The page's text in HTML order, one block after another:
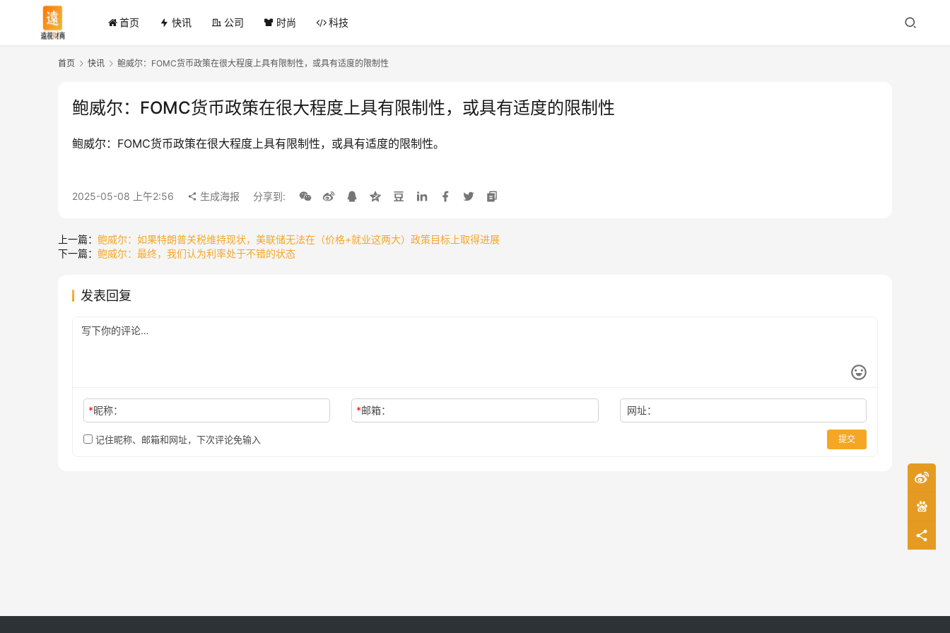
首页 快讯 公司 时尚 科技
首页 快讯 鲍威尔：FOMC货币政策在很大程度上具有限制性，或具有适度的限制性
鲍威尔：FOMC货币政策在很大程度上具有限制性，或具有适度的限制性
鲍威尔：FOMC货币政策在很大程度上具有限制性，或具有适度的限制性。
2025-05-08 上午2:56 生成海报 分享到:
上一篇： 鲍威尔：如果特朗普关税维持现状，美联储无法在（价格+就业这两大）政策目标上取得进展
下一篇： 鲍威尔：最终，我们认为利率处于不错的状态
发表回复
*昵称： *邮箱： 网址：
记住昵称、邮箱和网址，下次评论免输入 提交